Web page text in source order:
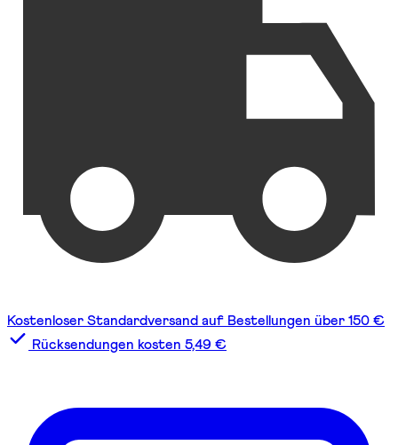
Kostenloser Standardversand auf Bestellungen über 150 €
Rücksendungen kosten 5,49 €